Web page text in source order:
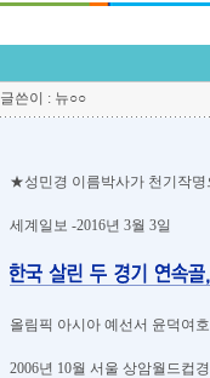
글쓴이 : 뉴○○
★성민경 이름박사가 천기작명
세계일보 -2016년 3월 3일
올림픽 아시아 예선서 윤덕여
2006년 10월 서울 상암월드컵